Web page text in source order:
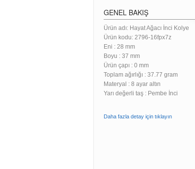
GENEL BAKIŞ
Ürün adı: Hayat Ağacı İnci Kolye
Ürün kodu: 2796-16fpx7z
Eni : 28 mm
Boyu : 37 mm
Ürün çapı : 0 mm
Toplam ağırlığı : 37.77 gram
Materyal : 8 ayar altın
Yarı değerli taş : Pembe İnci
Daha fazla detay için tıklayın